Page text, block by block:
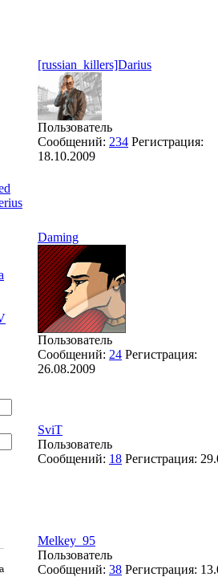
[russian_killers]Darius
Пользователь
Сообщений: 234 Регистрация:
18.10.2009
Daming
Пользователь
Сообщений: 24 Регистрация:
26.08.2009
SviT
Пользователь
Сообщений: 18 Регистрация:
Melkey_95
Пользователь
Сообщений: 38 Регистрация: